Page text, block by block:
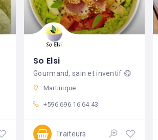
So Elsi
Gourmand, sain et inventif 😋
Martinique
+596 696 16 64 43
Traiteurs